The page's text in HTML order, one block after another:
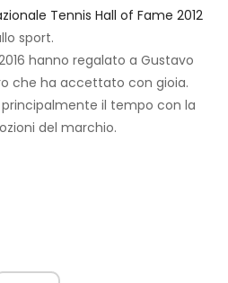
Tennis Hall of Fame 2012
sport.
hanno regalato a Gustavo
che ha accettato con gioia.
il tempo con la
del marchio.